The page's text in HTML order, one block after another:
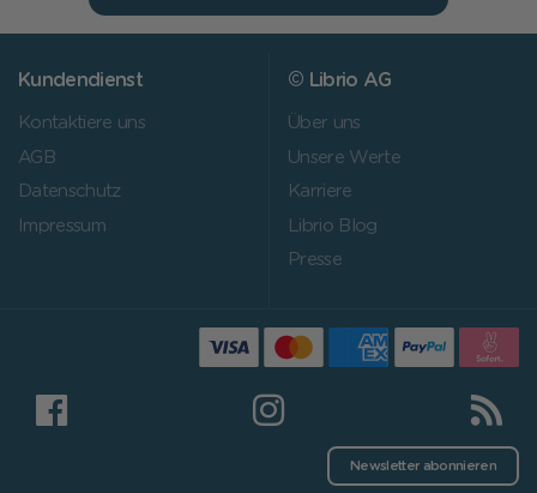
Kundendienst
Kontaktiere uns
AGB
Datenschutz
Impressum
© Librio AG
Über uns
Unsere Werte
Karriere
Librio Blog
Presse
Newsletter abonnieren